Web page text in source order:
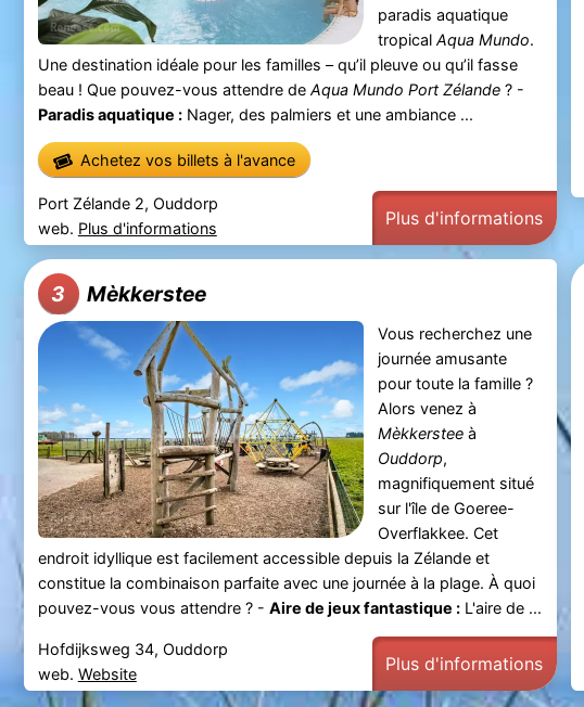
paradis aquatique
tropical Aqua Mundo.
Une destination idéale pour les familles – qu’il pleuve ou qu’il fasse
beau ! Que pouvez-vous attendre de Aqua Mundo Port Zélande? -
Paradis aquatique :Nager, des palmiers et une ambiance ...
Achetez vos billets à l'avance
Port Zélande 2, Ouddorp
web. Plus d'informations Plus d'informations
3 Mèkkerstee
Vous recherchez une
journée amusante
pour toute la famille ?
Alors venez à
Mèkkersteeà
Ouddorp,
magnifiquement situé
sur l'île de Goeree-
Overflakkee. Cet
endroit idyllique est facilement accessible depuis la Zélande et
constitue la combinaison parfaite avec une journée à la plage. À quoi
pouvez-vous vous attendre ? - Aire de jeux fantastique :L'aire de ...
Hofdijksweg 34, Ouddorp
web. Website Plus d'informations